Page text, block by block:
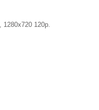
1280x720 120p.